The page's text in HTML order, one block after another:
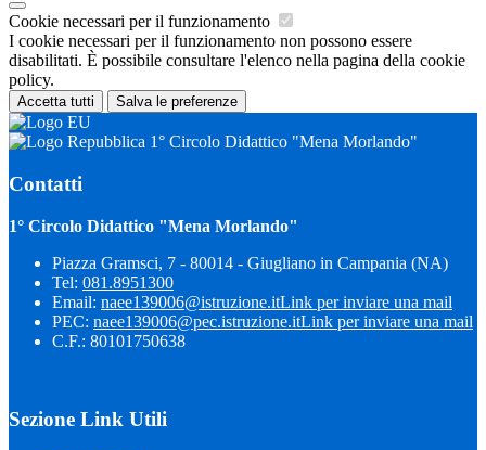
Cookie necessari per il funzionamento
I cookie necessari per il funzionamento non possono essere
disabilitati. È possibile consultare l'elenco nella pagina della cookie
policy.
Accetta tutti Salva le preferenze
1° Circolo Didattico "Mena Morlando"
Contatti
1° Circolo Didattico "Mena Morlando"
Piazza Gramsci, 7 - 80014 - Giugliano in Campania (NA)
Tel: 081.8951300
Email: naee139006@istruzione.itLink per inviare una mail
PEC: naee139006@pec.istruzione.itLink per inviare una mail
C.F.: 80101750638
Sezione Link Utili